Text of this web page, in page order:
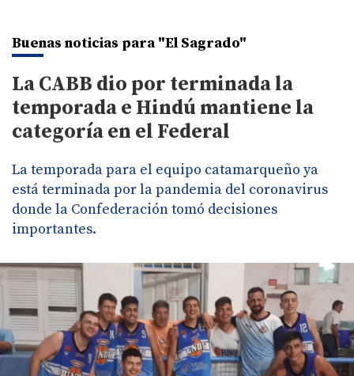
Buenas noticias para "El Sagrado"
La CABB dio por terminada la
temporada e Hindú mantiene la
categoría en el Federal
La temporada para el equipo catamarqueño ya
está terminada por la pandemia del coronavirus
donde la Confederación tomó decisiones
importantes.